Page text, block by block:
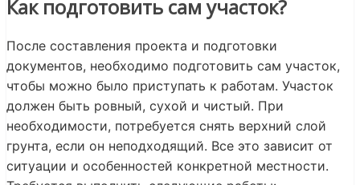
Как подготовить сам участок?
После составления проекта и подготовки
документов, необходимо подготовить сам участок,
чтобы можно было приступать к работам. Участок
должен быть ровный, сухой и чистый. При
необходимости, потребуется снять верхний слой
грунта, если он неподходящий. Все это зависит от
ситуации и особенностей конкретной местности.